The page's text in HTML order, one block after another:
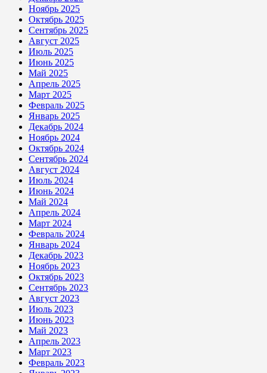
Ноябрь 2025
Октябрь 2025
Сентябрь 2025
Август 2025
Июль 2025
Июнь 2025
Май 2025
Апрель 2025
Март 2025
Февраль 2025
Январь 2025
Декабрь 2024
Ноябрь 2024
Октябрь 2024
Сентябрь 2024
Август 2024
Июль 2024
Июнь 2024
Май 2024
Апрель 2024
Март 2024
Февраль 2024
Январь 2024
Декабрь 2023
Ноябрь 2023
Октябрь 2023
Сентябрь 2023
Август 2023
Июль 2023
Июнь 2023
Май 2023
Апрель 2023
Март 2023
Февраль 2023